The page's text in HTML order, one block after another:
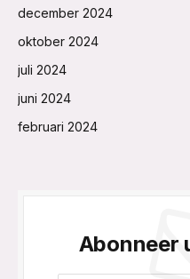
december 2024
oktober 2024
juli 2024
juni 2024
februari 2024
Abonneer